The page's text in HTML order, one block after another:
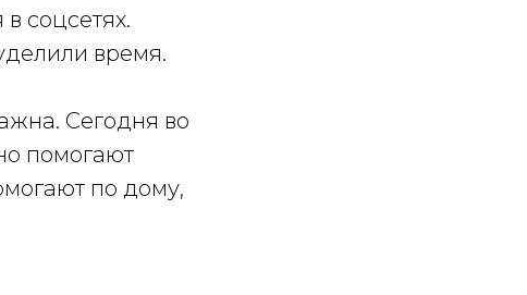
соцсетях.
время.
Сегодня во
помогают
по дому,